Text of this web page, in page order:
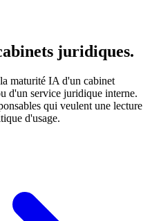
juridiques.
maturité IA d'un cabinet
d'un service juridique interne.
qui veulent une lecture
d'usage.